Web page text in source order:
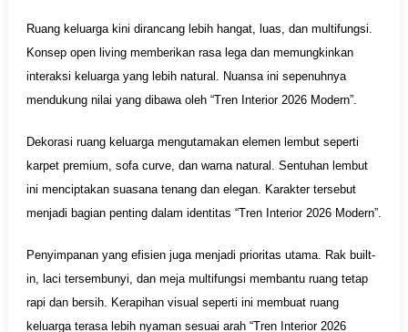
Ruang keluarga kini dirancang lebih hangat, luas, dan multifungsi.
Konsep open living memberikan rasa lega dan memungkinkan
interaksi keluarga yang lebih natural. Nuansa ini sepenuhnya
mendukung nilai yang dibawa oleh “Tren Interior 2026 Modern”.
Dekorasi ruang keluarga mengutamakan elemen lembut seperti
karpet premium, sofa curve, dan warna natural. Sentuhan lembut
ini menciptakan suasana tenang dan elegan. Karakter tersebut
menjadi bagian penting dalam identitas “Tren Interior 2026 Modern”.
Penyimpanan yang efisien juga menjadi prioritas utama. Rak built-
in, laci tersembunyi, dan meja multifungsi membantu ruang tetap
rapi dan bersih. Kerapihan visual seperti ini membuat ruang
keluarga terasa lebih nyaman sesuai arah “Tren Interior 2026